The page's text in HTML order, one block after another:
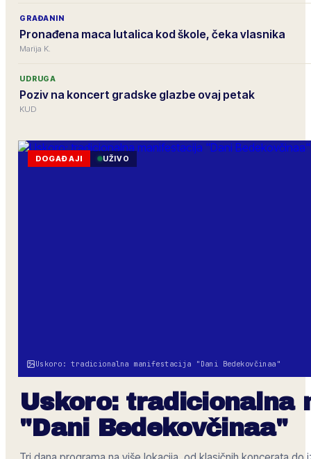
GRAĐANIN
Pronađena maca lutalica kod škole, čeka vlasnika
Marija K.
UDRUGA
Poziv na koncert gradske glazbe ovaj petak
KUD
Uskoro: tradicionalna manifestacija "Dani Bedekovčinaa"
DOGAĐAJI UŽIVO
Uskoro: tradicionalna
"Dani Bedekovčinaa"